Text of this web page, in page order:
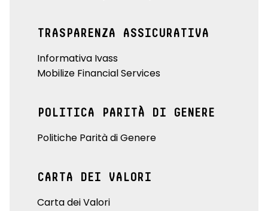
TRASPARENZA ASSICURATIVA
Informativa Ivass
Mobilize Financial Services
POLITICA PARITÀ DI GENERE
Politiche Parità di Genere
CARTA DEI VALORI
Carta dei Valori